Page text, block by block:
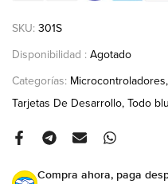
SKU: 301S
Disponibilidad : Agotado
Categorías: Microcontroladores
Tarjetas De Desarrollo Todo
Compra ahora, paga